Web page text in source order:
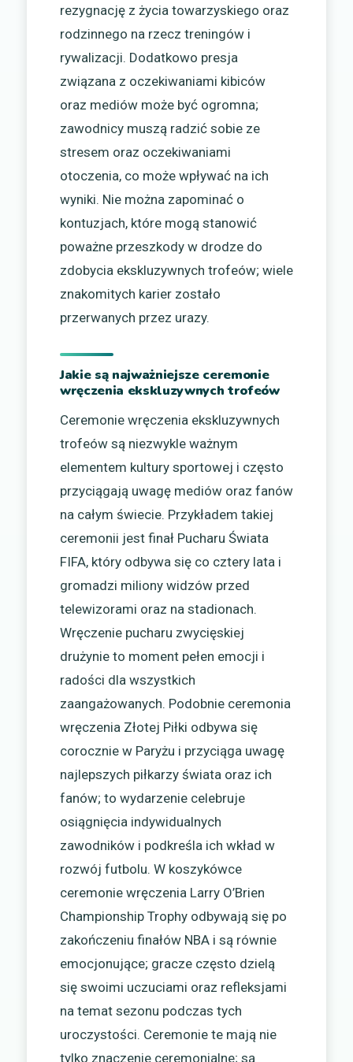
rezygnację z życia towarzyskiego oraz
rodzinnego na rzecz treningów i
rywalizacji. Dodatkowo presja
związana z oczekiwaniami kibiców
oraz mediów może być ogromna;
zawodnicy muszą radzić sobie ze
stresem oraz oczekiwaniami
otoczenia, co może wpływać na ich
wyniki. Nie można zapominać o
kontuzjach, które mogą stanowić
poważne przeszkody w drodze do
zdobycia ekskluzywnych trofeów; wiele
znakomitych karier zostało
przerwanych przez urazy.
Jakie są najważniejsze ceremonie
wręczenia ekskluzywnych trofeów
Ceremonie wręczenia ekskluzywnych
trofeów są niezwykle ważnym
elementem kultury sportowej i często
przyciągają uwagę mediów oraz fanów
na całym świecie. Przykładem takiej
ceremonii jest finał Pucharu Świata
FIFA, który odbywa się co cztery lata i
gromadzi miliony widzów przed
telewizorami oraz na stadionach.
Wręczenie pucharu zwycięskiej
drużynie to moment pełen emocji i
radości dla wszystkich
zaangażowanych. Podobnie ceremonia
wręczenia Złotej Piłki odbywa się
corocznie w Paryżu i przyciąga uwagę
najlepszych piłkarzy świata oraz ich
fanów; to wydarzenie celebruje
osiągnięcia indywidualnych
zawodników i podkreśla ich wkład w
rozwój futbolu. W koszykówce
ceremonie wręczenia Larry O’Brien
Championship Trophy odbywają się po
zakończeniu finałów NBA i są równie
emocjonujące; gracze często dzielą
się swoimi uczuciami oraz refleksjami
na temat sezonu podczas tych
uroczystości. Ceremonie te mają nie
tylko znaczenie ceremonialne; są